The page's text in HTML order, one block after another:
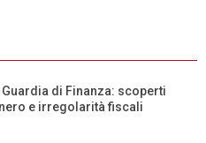
di Finanza: scoperti
e irregolarità fiscali